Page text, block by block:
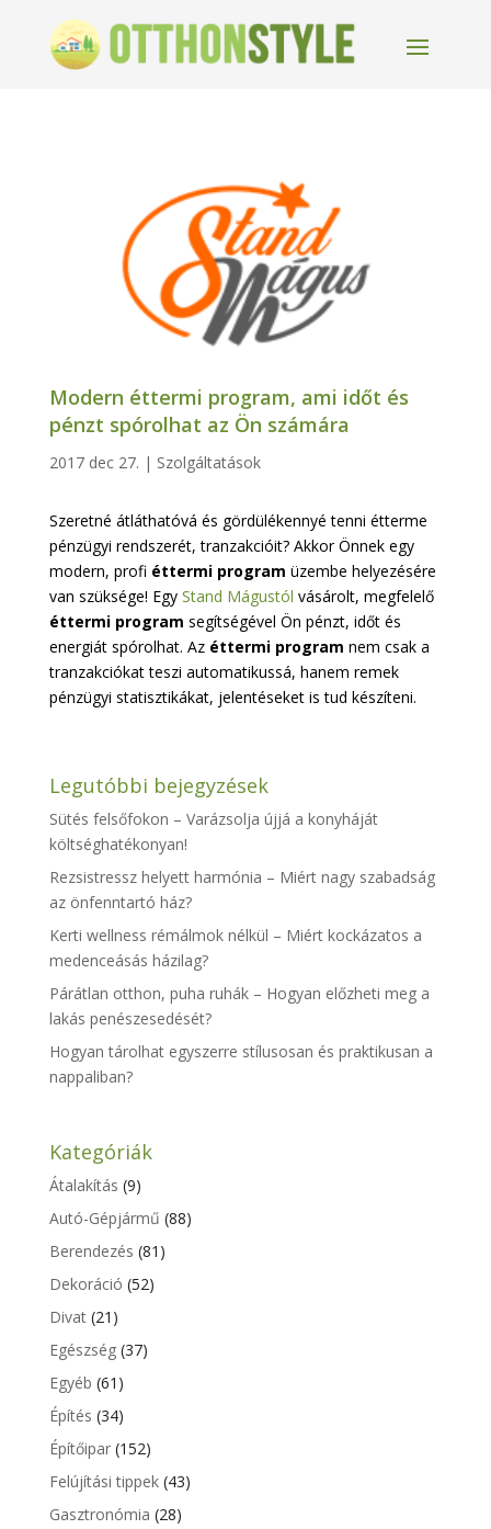
Modern éttermi program, ami időt és
pénzt spórolhat az Ön számára
2017 dec 27. | Szolgáltatások
Szeretné átláthatóvá és gördülékennyé tenni étterme
pénzügyi rendszerét, tranzakcióit? Akkor Önnek egy
modern, profi éttermi program üzembe helyezésére
van szüksége! Egy Stand Mágustól vásárolt, megfelelő
éttermi program segítségével Ön pénzt, időt és
energiát spórolhat. Az éttermi program nem csak a
tranzakciókat teszi automatikussá, hanem remek
pénzügyi statisztikákat, jelentéseket is tud készíteni.
Legutóbbi bejegyzések
Sütés felsőfokon – Varázsolja újjá a konyháját
költséghatékonyan!
Rezsistressz helyett harmónia – Miért nagy szabadság
az önfenntartó ház?
Kerti wellness rémálmok nélkül – Miért kockázatos a
medenceásás házilag?
Párátlan otthon, puha ruhák – Hogyan előzheti meg a
lakás penészesedését?
Hogyan tárolhat egyszerre stílusosan és praktikusan a
nappaliban?
Kategóriák
Átalakítás (9)
Autó-Gépjármű (88)
Berendezés (81)
Dekoráció (52)
Divat(21)
Egészség(37)
Egyéb (61)
Építés (34)
Építőipar(152)
Felújítási tippek(43)
Gasztronómia (28)